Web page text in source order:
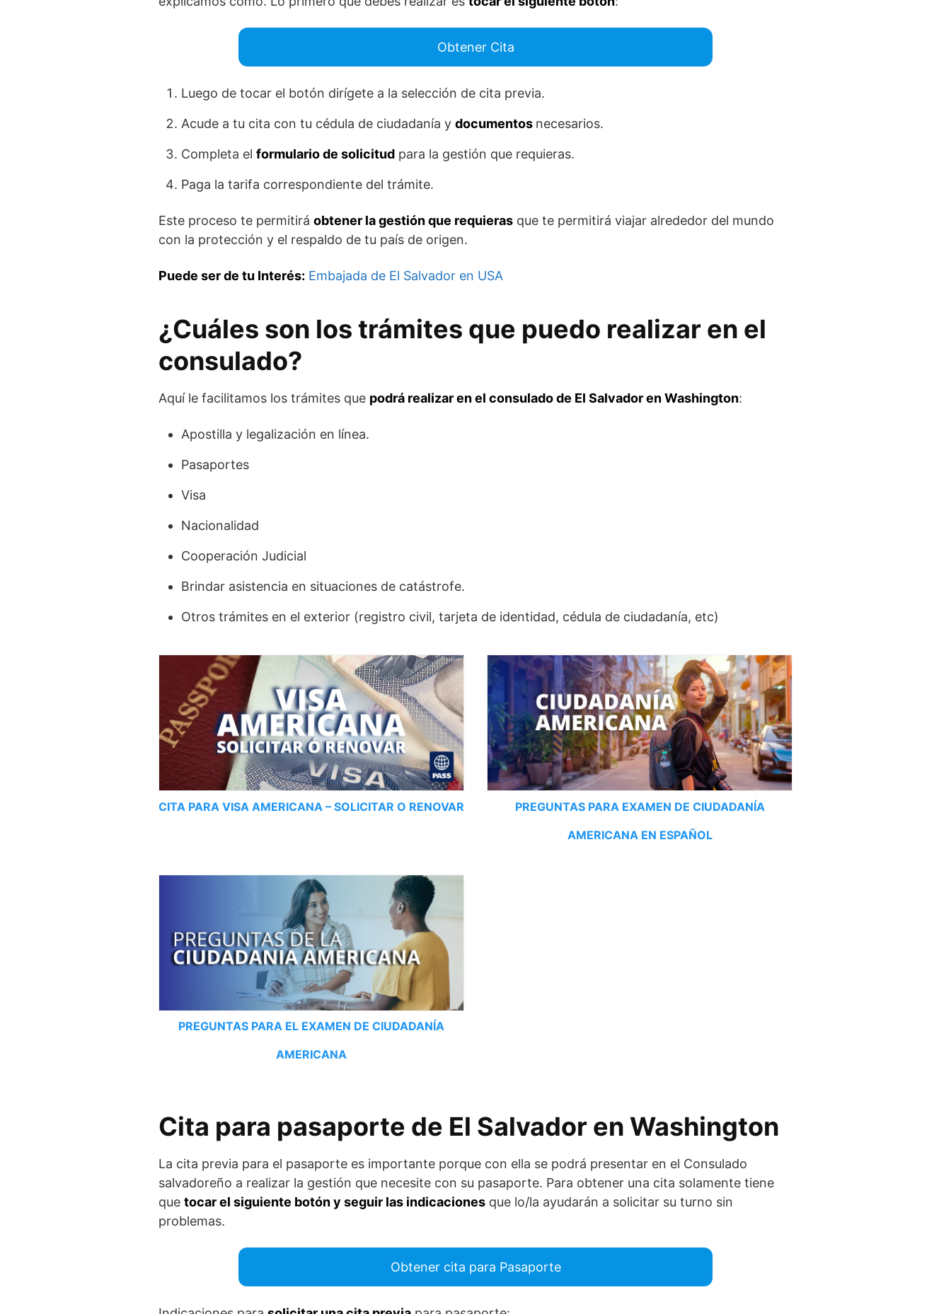
Obtener Cita
Luego de tocar el botón dirígete a la selección de cita previa.
Acude a tu cita con tu cédula de ciudadanía y documentos necesarios.
Completa el formulario de solicitud para la gestión que requieras.
Paga la tarifa correspondiente del trámite.
Este proceso te permitirá obtener la gestión que requieras que te permitirá viajar alrededor del mundo
con la protección y el respaldo de tu país de origen.
Puede ser de tu Interés: Embajada de El Salvador en USA
¿Cuáles son los trámites que puedo realizar en el
consulado?
Aquí le facilitamos los trámites que podrá realizar en el consulado de El Salvador en Washington:
Apostilla y legalización en línea.
Pasaportes
Visa
Nacionalidad
Cooperación Judicial
Brindar asistencia en situaciones de catástrofe.
Otros trámites en el exterior (registro civil, tarjeta de identidad, cédula de ciudadanía, etc)
CITA PARA VISA AMERICANA – SOLICITAR O RENOVAR
PREGUNTAS PARA EXAMEN DE CIUDADANÍA
AMERICANA EN ESPAÑOL
PREGUNTAS PARA EL EXAMEN DE CIUDADANÍA
AMERICANA
Cita para pasaporte de El Salvador en Washington
La cita previa para el pasaporte es importante porque con ella se podrá presentar en el Consulado
salvadoreño a realizar la gestión que necesite con su pasaporte. Para obtener una cita solamente tiene
que tocar el siguiente botón y seguir las indicaciones que lo/la ayudarán a solicitar su turno sin
problemas.
Obtener cita para Pasaporte